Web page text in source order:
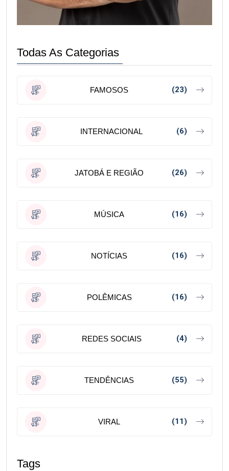
Todas As Categorias
FAMOSOS (23)
INTERNACIONAL (6)
JATOBÁ E REGIÃO (26)
MÚSICA (16)
NOTÍCIAS (16)
POLÊMICAS (16)
REDES SOCIAIS (4)
TENDÊNCIAS (55)
VIRAL (11)
Tags